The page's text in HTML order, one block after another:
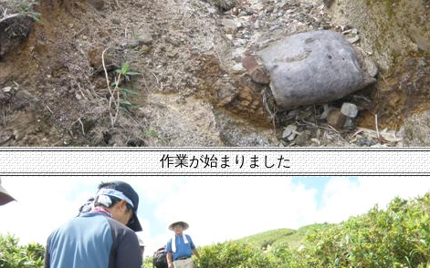
作業が始まりました